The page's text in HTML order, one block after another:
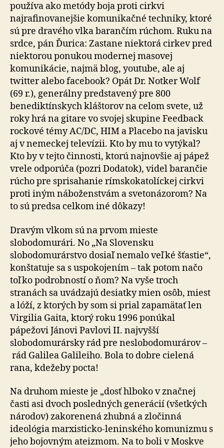
používa ako metódy boja proti cirkvi
najrafinovanejšie komunikačné techniky, ktoré
sú pre dravého vlka barančím rúchom. Ruku na
srdce, pán Ďurica: Zastane niektorá cirkev pred
niektorou ponukou modernej masovej
komunikácie, najmä blog, youtube, ale aj
twitter alebo facebook? Opát Dr. Notker Wolf
(69 r.), generálny predstavený pre 800
benediktínskych kláštorov na celom svete, už
roky hrá na gitare vo svojej skupine Feedback
rockové témy AC/DC, HIM a Placebo na javisku
aj v nemeckej televízii. Kto by mu to vytýkal?
Kto by v tejto činnosti, ktorú najnovšie aj pápež
vrele odporúča (pozri Dodatok), videl barančie
rúcho pre sprisahanie rímskokatolíckej cirkvi
proti iným náboženstvám a svetonázorom? Na
to sú predsa celkom iné dôkazy!
Dravým vlkom sú na prvom mieste
slobodomurári. No „Na Slovensku
slobodomurárstvo dosiaľ nemalo veľké šťastie“,
konštatuje sa s uspokojením – tak potom načo
toľko podrobností o ňom? Na vyše troch
stranách sa uvádzajú desiatky mien osôb, miest
a lóží, z ktorých by som si prial zapamätať len
Virgilia Gaita, ktorý roku 1996 ponúkal
pápežovi Jánovi Pavlovi II. najvyšší
slobodomurársky rád pre neslobodomurárov –
rád Galilea Galileiho. Bola to dobre cielená
rana, kdežeby pocta!
Na druhom mieste je „dosť hlboko v značnej
časti asi dvoch posledných generácií (všetkých
národov) zakorenená zhubná a zločinná
ideológia marxisticko-leninského komunizmu s
jeho bojovným ateizmom. Na to boli v Moskve